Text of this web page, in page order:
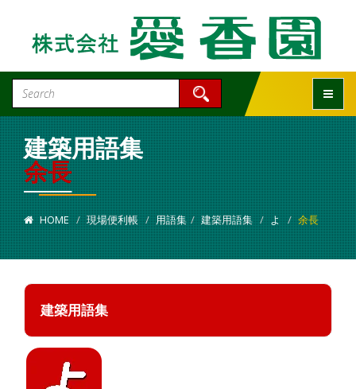
建築用語集
余長
HOME 現場便利帳 用語集 建築用語集 よ 余長
建築用語集